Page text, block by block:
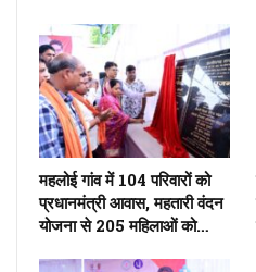
महलोई गांव में 104 परिवारों को
प्रधानमंत्री आवास, महतारी वंदन
योजना से 205 महिलाओं को…